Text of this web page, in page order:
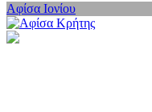
Αφίσα Ιονίου